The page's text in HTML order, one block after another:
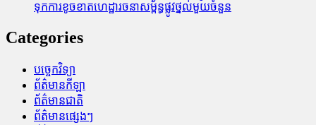
ទុក​ការ​ខូចខាត​ហេដ្ឋារចនាសម្ព័ន្ធ​ផ្លូវថ្នល់​មួយ​ចំនួន
Categories
បច្ចេកវិទ្យា
ព័ត៌មានកីឡា
ព័ត៌មានជាតិ
ព័ត៌មានផ្សេងៗ